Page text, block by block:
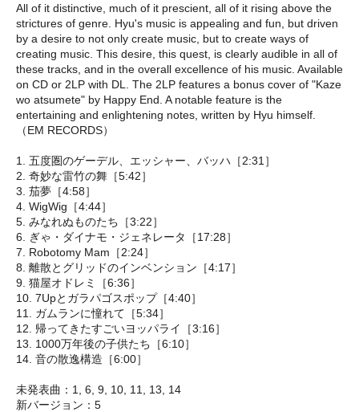
All of it distinctive, much of it prescient, all of it rising above the
strictures of genre. Hyu's music is appealing and fun, but driven
by a desire to not only create music, but to create ways of
creating music. This desire, this quest, is clearly audible in all of
these tracks, and in the overall excellence of his music. Available
on CD or 2LP with DL. The 2LP features a bonus cover of "Kaze
wo atsumete" by Happy End. A notable feature is the
entertaining and enlightening notes, written by Hyu himself.
（EM RECORDS）
1. 五度圏のゲーデル、エッシャー、バッハ［2:31］
2. 奇妙な雷竹の舞［5:42］
3. 茄夢［4:58］
4. WigWig［4:44］
5. みなれぬものたち［3:22］
6. ぎゃ・ダイナモ・ジェネレータ［17:28］
7. Robotomy Mam［2:24］
8. 離散とグリッドのインベンション［4:17］
9. 猫屋オドレミ［6:36］
10. 7Upとガラパゴスポップ［4:40］
11. ガムランに憧れて［5:34］
12. 帰ってきたすごいヨッパライ［3:16］
13. 1000万年後の子供たち［6:10］
14. 音の散逸構造［6:00］
未発表曲：1, 6, 9, 10, 11, 13, 14
新バージョン：5